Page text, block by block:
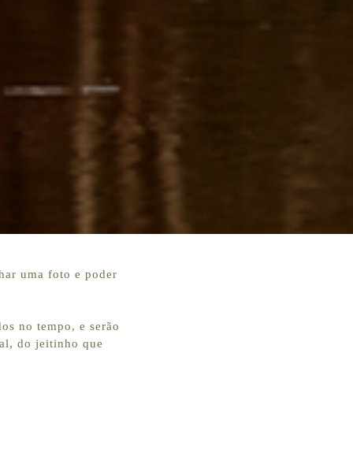
uma foto e poder
no tempo, e serão
do jeitinho que